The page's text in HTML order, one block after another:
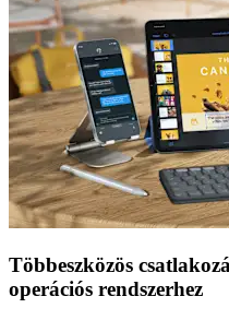
Többeszközös
operációs rendszerhez